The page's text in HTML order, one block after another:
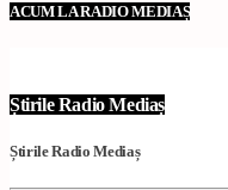
ACUM LA RADIO MEDIAȘ
Știrile Radio Mediaș
Știrile Radio Mediaș